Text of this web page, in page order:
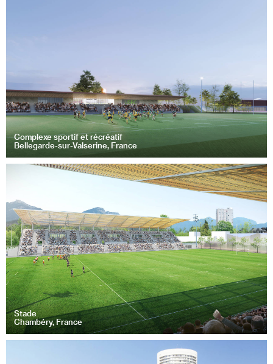
Complexe sportif et récréatif
Bellegarde-sur-Valserine, France
Stade
Chambéry, France